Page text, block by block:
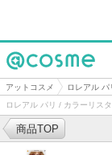
@cosme
アットコスメ ロレアル パ
ロレアル パリ / カラーリス
商品TOP